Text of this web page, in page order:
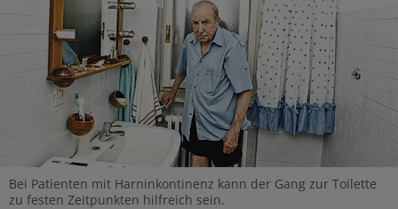
Bei Patienten mit Harninkontinenz kann der Gang zur Toilette
zu festen Zeitpunkten hilfreich sein.